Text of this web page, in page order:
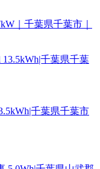
｜千葉県千葉市｜
千葉県千葉市